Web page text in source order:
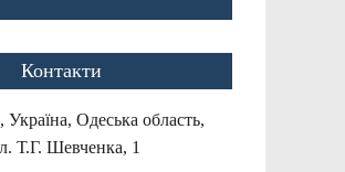
Контакти
Україна, Одеська область,
Т.Г. Шевченка, 1